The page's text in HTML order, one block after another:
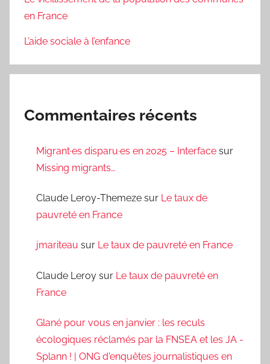
en France
L’aide sociale à l’enfance
Commentaires récents
Migrant·es disparu·es en 2025 – Interface sur
Missing migrants…
Claude Leroy-Themeze sur Le taux de
pauvreté en France
jmariteau sur Le taux de pauvreté en France
Claude Leroy sur Le taux de pauvreté en
France
Glané pour vous en janvier : les reculs
écologiques réclamés par la FNSEA et les JA -
Splann ! | ONG d'enquêtes journalistiques en